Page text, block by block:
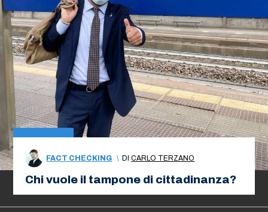
FACT CHECKING \ DICARLO TERZANO
Chi vuole il tampone di cittadinanza?